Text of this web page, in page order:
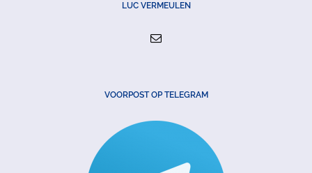
LUC VERMEULEN
VOORPOST OP TELEGRAM